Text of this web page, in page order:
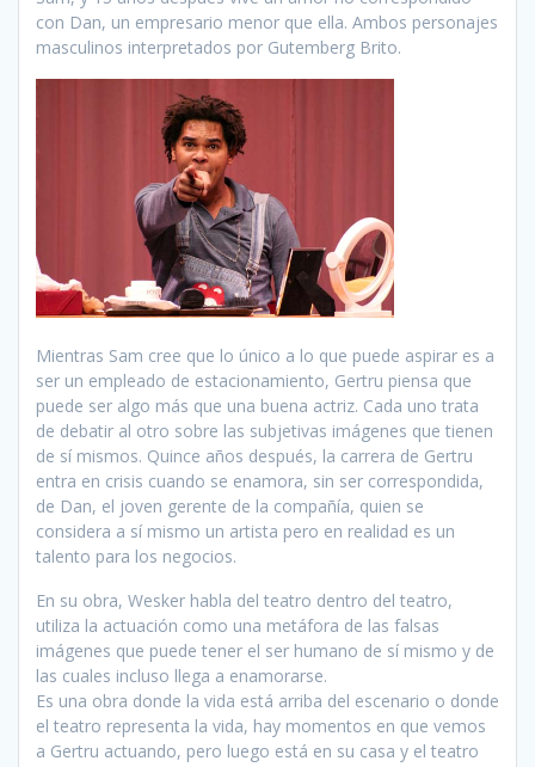
con Dan, un empresario menor que ella. Ambos personajes
masculinos interpretados por Gutemberg Brito.
Mientras Sam cree que lo único a lo que puede aspirar es a
ser un empleado de estacionamiento, Gertru piensa que
puede ser algo más que una buena actriz. Cada uno trata
de debatir al otro sobre las subjetivas imágenes que tienen
de sí mismos. Quince años después, la carrera de Gertru
entra en crisis cuando se enamora, sin ser correspondida,
de Dan, el joven gerente de la compañía, quien se
considera a sí mismo un artista pero en realidad es un
talento para los negocios.
En su obra, Wesker habla del teatro dentro del teatro,
utiliza la actuación como una metáfora de las falsas
imágenes que puede tener el ser humano de sí mismo y de
las cuales incluso llega a enamorarse.
Es una obra donde la vida está arriba del escenario o donde
el teatro representa la vida, hay momentos en que vemos
a Gertru actuando, pero luego está en su casa y el teatro